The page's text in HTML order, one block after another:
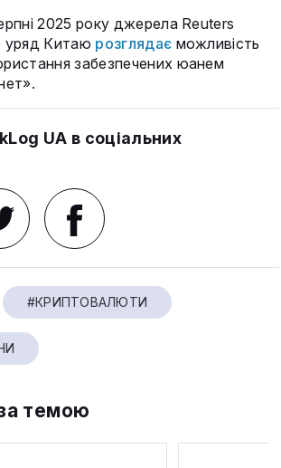
2025 року джерела Reuters
уряд Китаю розглядає можливість
забезпечених юанем
UA в соціальних
#КРИПТОВАЛЮТИ
темою